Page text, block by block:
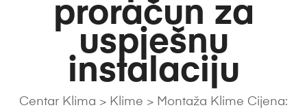
Centar Klima > Klime > Montaža Klime Cijena:
proračun za
uspješnu
instalaciju